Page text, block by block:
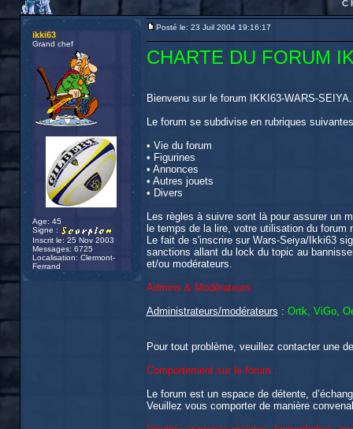
C
ikki63
Grand chef
Age: 45
Signe :
Inscrit le: 25 Nov 2003
Messages: 6725
Localisation: Clermont-
Ferrand
Posté le: 23 Juil 2004 19:16:17
CHARTE DU FORUM
Bienvenu sur le forum IKKI63-WARS-
Le forum se subdivise en rubriques
• Vie du forum
• Figurines
• Annonces
• Autres jouets
• Divers
Les règles à suivre sont là pour assurer un
le temps de la lire, votre utilisation du forum
Le fait de s'inscrire sur Wars-Seiya/Ikki63
sanctions allant du lock du topic au
et/ou modérateurs.
Admins & Modérateurs :
Administrateurs/modérateurs : Ortk, ViGo,
Pour tout problème, veuillez contacter une
Comportement sur le forum :
Le forum est un espace de détente,
Veuillez vous comporter de manière